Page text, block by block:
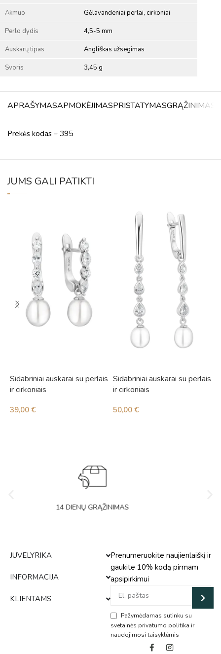
Akmuo Gėlavandeniai perlai, cirkoniai
Perlo dydis 4,5-5 mm
Auskarų tipas Angliškas užsegimas
Svoris 3,45 g
APRAŠYMASAPMOKĖJIMASPRISTATYMASGRĄŽINIMAS
Prekės kodas – 395
JUMS GALI PATIKTI
Sidabriniai auskarai su perlais
ir cirkoniais
39,00 €
Sidabriniai auskarai su perlais
ir cirkoniais
50,00 €
14 DIENŲ GRĄŽINIMAS
JUVELYRIKA
INFORMACIJA
KLIENTAMS
Prenumeruokite naujienlaiškį ir
gaukite 10% kodą pirmam
apsipirkimui
Pažymėdamas sutinku su
svetainės privatumo politika ir
naudojimosi taisyklėmis
Alternative: